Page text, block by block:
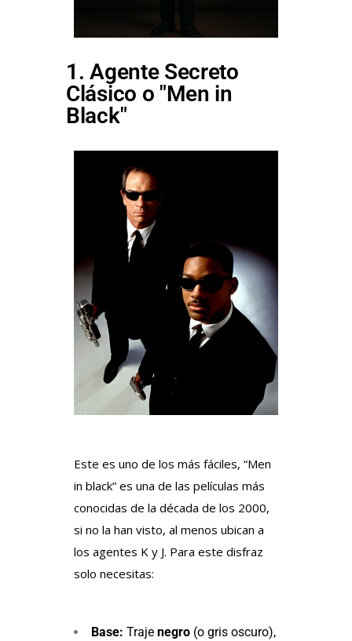
1. Agente Secreto
Clásico o "Men in
Black"
Este es uno de los más fáciles, “Men
in black” es una de las películas más
conocidas de la década de los 2000,
si no la han visto, al menos ubican a
los agentes K y J. Para este disfraz
solo necesitas:
Base: Traje negro (o gris oscuro),